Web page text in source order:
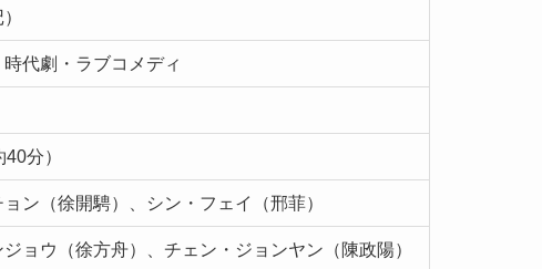
代劇・ラブコメディ
分）
ン（徐開騁）、シン・フェイ（邢菲）
ョウ（徐方舟）、チェン・ジョンヤン（陳政陽）